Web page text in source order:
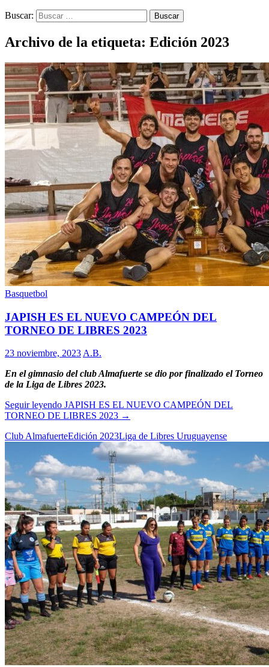
Buscar:
Archivo de la etiqueta: Edición 2023
Basquetbol
JAPISH ES EL NUEVO CAMPEÓN DEL
TORNEO DE LIBRES 2023
23 noviembre, 2023 A.B.
En el gimnasio del club Almafuerte se dio por finalizado el Torneo
de la Liga de Libres 2023.
Seguir leyendo JAPISH ES EL NUEVO CAMPEÓN DEL
TORNEO DE LIBRES 2023 →
Club AlmafuerteEdición 2023Liga de Libres Uruguayense